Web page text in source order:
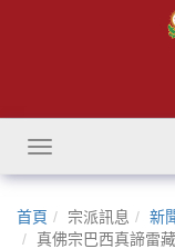
Toggle
navigation
首頁 宗派訊息
新
真佛宗巴西真諦雷